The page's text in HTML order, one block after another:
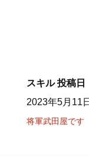
スキル 投稿日
2023年5月11日
将軍武田屋です